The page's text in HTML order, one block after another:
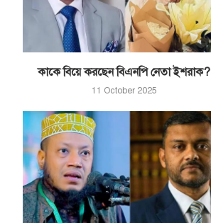
কাকে বিয়ে করছেন বিএনপি নেতা ইশরাক?
11 October 2025